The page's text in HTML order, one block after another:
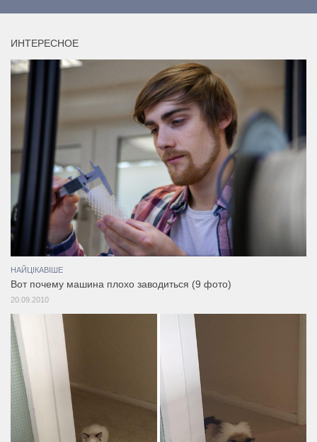
ИНТЕРЕСНОЕ
НАЙЦІКАВІШЕ
Вот почему машина плохо заводиться (9 фото)
20.09.2010